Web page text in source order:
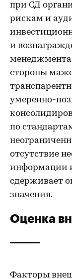
при СД
рискам и
и
менеджмента
стороны
умеренно-
по
отсутствие
информации
сдерживает
значения.
Оценка
Факторы